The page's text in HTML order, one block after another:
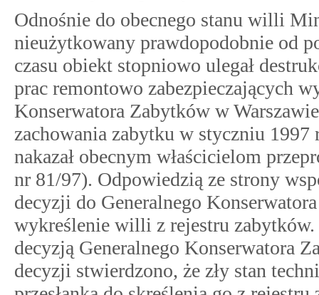
Odnośnie do obecnego stanu willi
nieużytkowany prawdopodobnie od
czasu obiekt stopniowo ulegał
prac remontowo zabezpieczających
Konserwatora Zabytków w
zachowania zabytku w styczniu
nakazał obecnym właścicielom
nr 81/97). Odpowiedzią ze strony
decyzji do Generalnego
wykreślenie willi z rejestru
decyzją Generalnego Konserwatora
decyzji stwierdzono, że zły stan